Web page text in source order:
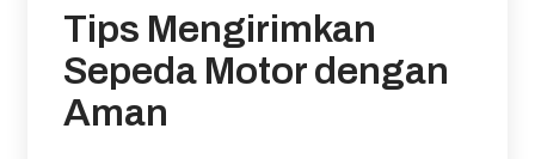
Tips Mengirimkan
Sepeda Motor dengan
Aman